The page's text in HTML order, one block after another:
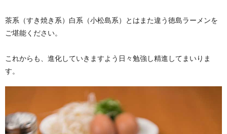
茶系（すき焼き系）白系（小松島系）とはまた違う徳島ラーメンを
ご堪能ください。
これからも、進化していきますよう日々勉強し精進してまいりま
す。